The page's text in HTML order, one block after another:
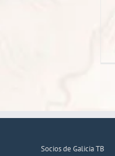
Socios de Galicia TB